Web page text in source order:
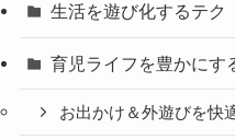
生活を遊び化するテク
育児ライフを豊かにす
お出かけ＆外遊びを快